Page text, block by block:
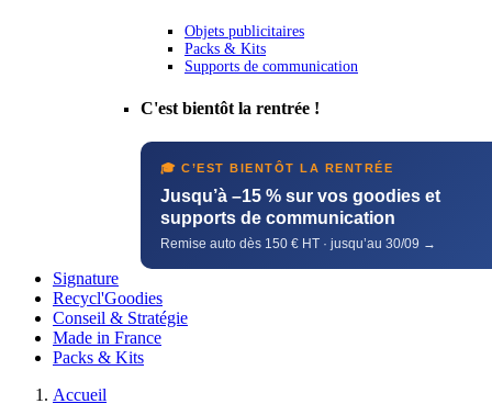
Objets publicitaires
Packs & Kits
Supports de communication
C'est bientôt la rentrée !
🎓 C’EST BIENTÔT LA RENTRÉE
Jusqu’à –15 % sur vos goodies et
supports de communication
Remise auto dès 150 € HT · jusqu’au 30/09 →
Signature
Recycl'Goodies
Conseil & Stratégie
Made in France
Packs & Kits
Accueil